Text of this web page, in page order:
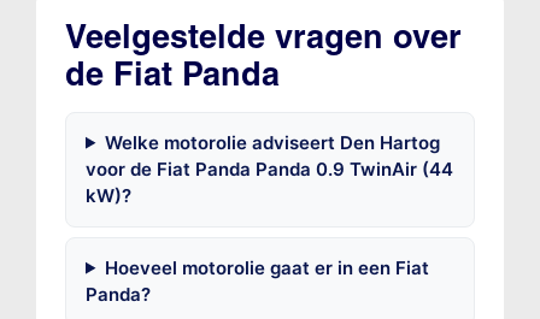
Veelgestelde vragen over
de Fiat Panda
Welke motorolie adviseert Den Hartog
voor de Fiat Panda Panda 0.9 TwinAir (44
kW)?
Hoeveel motorolie gaat er in een Fiat
Panda?